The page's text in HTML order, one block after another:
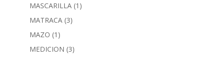
MASCARILLA (1)
MATRACA (3)
MAZO (1)
MEDICION (3)